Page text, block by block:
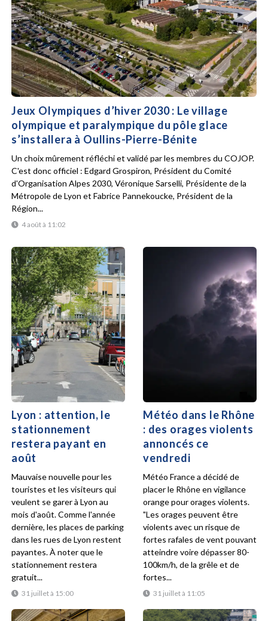
Jeux Olympiques d’hiver 2030 : Le village
olympique et paralympique du pôle glace
s’installera à Oullins-Pierre-Bénite
4 août à 11:02
Un choix mûrement réfléchi et validé par les membres du COJOP.
C'est donc officiel : Edgard Grospiron, Président du Comité
d'Organisation Alpes 2030, Véronique Sarselli, Présidente de la
Métropole de Lyon et Fabrice Pannekoucke, Président de la
Région...
Lyon : attention, le
stationnement
restera payant en
août
31 juillet à 15:00
Mauvaise nouvelle pour les
touristes et les visiteurs qui
veulent se garer à Lyon au
mois d'août. Comme l'année
dernière, les places de parking
dans les rues de Lyon restent
payantes. À noter que le
stationnement restera
gratuit...
Météo dans le Rhône
: des orages violents
annoncés ce
vendredi
31 juillet à 11:05
Météo France a décidé de
placer le Rhône en vigilance
orange pour orages violents.
"Les orages peuvent être
violents avec un risque de
fortes rafales de vent pouvant
atteindre voire dépasser 80-
100km/h, de la grêle et de
fortes...